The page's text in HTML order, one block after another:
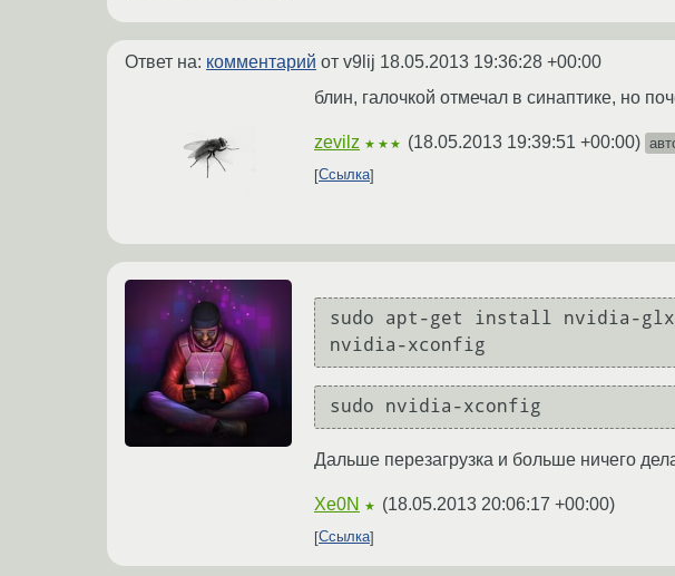
Ответ на: комментарий от v9lij 18.05.2013 19:36:28 +00:00
блин, галочкой отмечал в синаптике, но
zevilz ★★★ (18.05.2013 19:39:51 +00:00)
Ссылка
sudo apt-get install nvidia-glx
nvidia-xconfig
sudo nvidia-xconfig
Дальше перезагрузка и больше ничего
Xe0N ★ (18.05.2013 20:06:17 +00:00)
Ссылка